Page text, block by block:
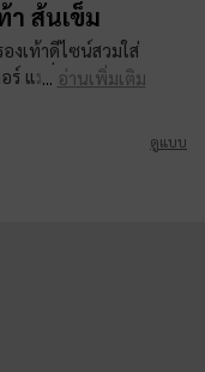
า ส้นเข็ม
งเท้าดีไซน์สวมใส่
ร์ แมรี่เจนหรือโลฟ
อ่านเพิ่มเติม
ดูแบบ